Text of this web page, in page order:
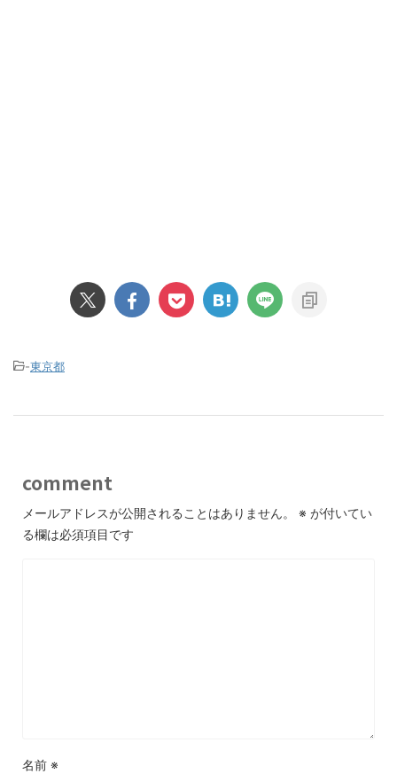
-東京都
comment
メールアドレスが公開されることはありません。 ※ が付いてい
る欄は必須項目です
名前 ※